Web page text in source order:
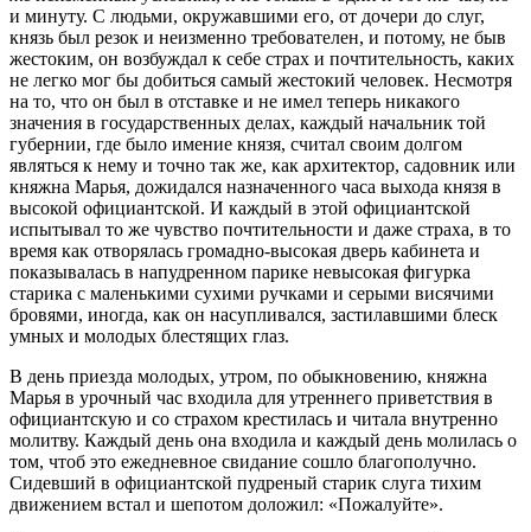
и минуту. С людьми, окружавшими его, от дочери до слуг,
князь был резок и неизменно требователен, и потому, не быв
жестоким, он возбуждал к себе страх и почтительность, каких
не легко мог бы добиться самый жестокий человек. Несмотря
на то, что он был в отставке и не имел теперь никакого
значения в государственных делах, каждый начальник той
губернии, где было имение князя, считал своим долгом
являться к нему и точно так же, как архитектор, садовник или
княжна Марья, дожидался назначенного часа выхода князя в
высокой официантской. И каждый в этой официантской
испытывал то же чувство почтительности и даже страха, в то
время как отворялась громадно-высокая дверь кабинета и
показывалась в напудренном парике невысокая фигурка
старика с маленькими сухими ручками и серыми висячими
бровями, иногда, как он насупливался, застилавшими блеск
умных и молодых блестящих глаз.
В день приезда молодых, утром, по обыкновению, княжна
Марья в урочный час входила для утреннего приветствия в
официантскую и со страхом крестилась и читала внутренно
молитву. Каждый день она входила и каждый день молилась о
том, чтоб это ежедневное свидание сошло благополучно.
Сидевший в официантской пудреный старик слуга тихим
движением встал и шепотом доложил: «Пожалуйте».